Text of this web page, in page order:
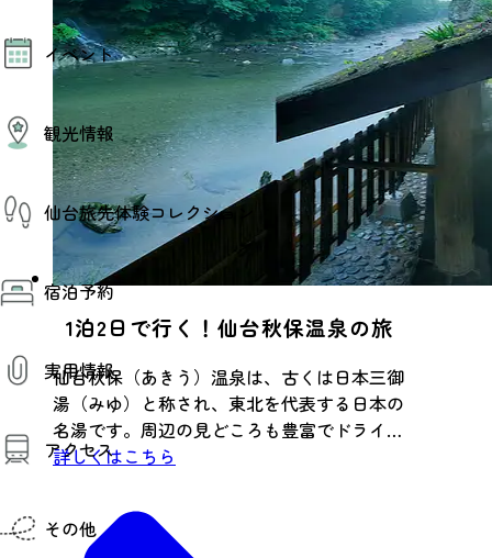
モデルコース
AIおまかせコース
オリジナルプラン
みんなの旅行記
イベント
イベント情報
その他イベント情報（音楽・展示会）
スポーツ情報
コンベンション情報
観光情報
観光スポット
温泉
美味いもの
季節のイベント
プロスポーツチーム・プロオーケストラ
仙台の銘品
仙台夜時間
仙台観光マップ
仙台旅先体験コレクション
仙台旅先体験コレクション
体験プログラム検索（予約）
体験事業者からのお知らせ
体験トピックス
体験事業者
宿泊予約
実用情報
観光案内
お役立ち情報
観光アプリ
アクセス
市内の交通情報
お得なチケット
その他
1泊2日で行く！仙台秋保温泉の旅
仙台秋保（あきう）温泉は、古くは日本三御
湯（みゆ）と称され、東北を代表する日本の
名湯です。周辺の見どころも豊富でドライブ
にもぴったり！
詳しくはこちら